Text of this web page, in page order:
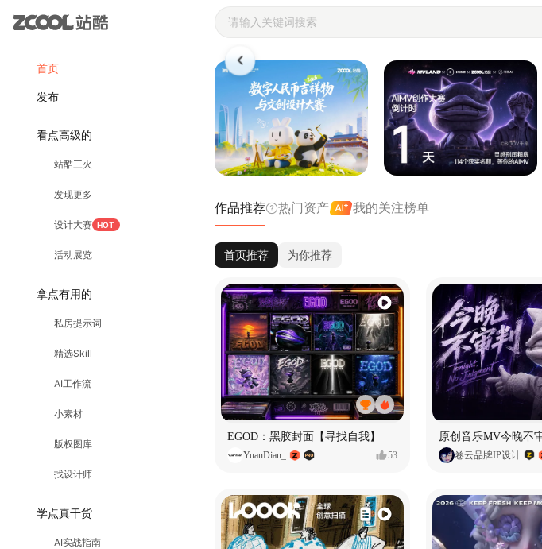
首页
发布
看点高级的
站酷三火
发现更多
设计大赛 HOT
活动展览
拿点有用的
私房提示词
精选Skill
AI工作流
小素材
版权图库
找设计师
学点真干货
AI实战指南
站酷ZCOOL - 设计师们都在站酷
作品推荐 热门资产 我的关注榜单
首页推荐 为你推荐
EGOD：黑胶封面【寻找自我】
YuanDian_ 53 卷云品牌IP设计